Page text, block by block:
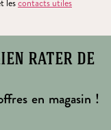
rater de
en magasin !